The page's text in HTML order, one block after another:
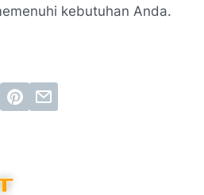
kebutuhan Anda.